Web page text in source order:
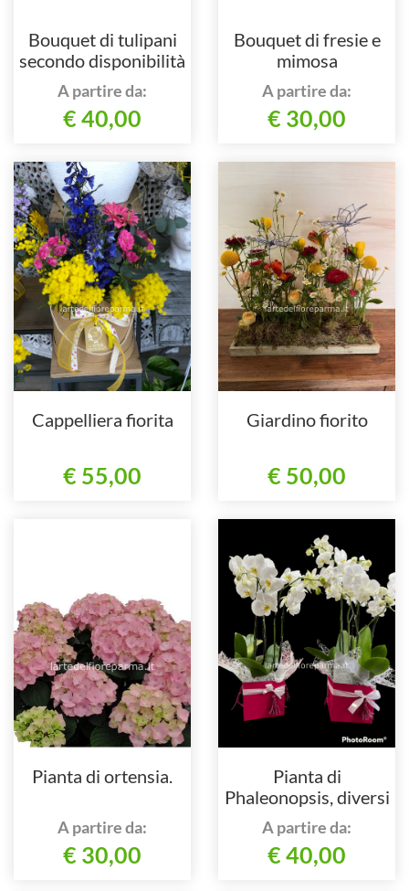
Bouquet di tulipani
secondo disponibilità
A partire da:
€ 40,00
Bouquet di fresie e
mimosa
A partire da:
€ 30,00
Cappelliera fiorita
€ 55,00
Giardino fiorito
€ 50,00
Pianta di ortensia.
A partire da:
€ 30,00
Pianta di
Phaleonopsis, diversi
colori a richiesta.
A partire da:
€ 40,00